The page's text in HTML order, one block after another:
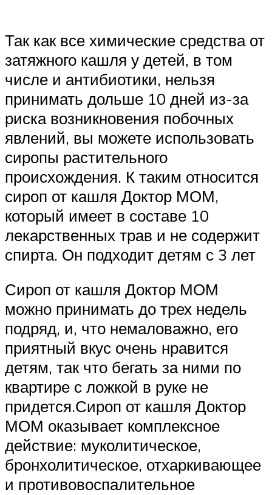
Так как все химические средства от
затяжного кашля у детей, в том
числе и антибиотики, нельзя
принимать дольше 10 дней из-за
риска возникновения побочных
явлений, вы можете использовать
сиропы растительного
происхождения. К таким относится
сироп от кашля Доктор МОМ,
который имеет в составе 10
лекарственных трав и не содержит
спирта. Он подходит детям с 3 лет
Сироп от кашля Доктор МОМ
можно принимать до трех недель
подряд, и, что немаловажно, его
приятный вкус очень нравится
детям, так что бегать за ними по
квартире с ложкой в руке не
придется.Сироп от кашля Доктор
МОМ оказывает комплексное
действие: муколитическое,
бронхолитическое, отхаркивающее
и противовоспалительное